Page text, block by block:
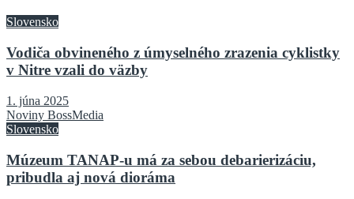
Slovensko
Vodiča obvineného z úmyselného zrazenia cyklistky
v Nitre vzali do väzby
1. júna 2025
Noviny BossMedia
Slovensko
Múzeum TANAP-u má za sebou debarierizáciu,
pribudla aj nová dioráma